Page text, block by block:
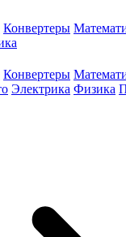
Конвертеры
Конвертеры
Электрика Физика